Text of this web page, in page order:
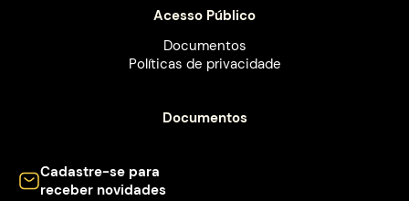
Acesso Público
Documentos
Políticas de privacidade
Documentos
Cadastre-se para
receber novidades